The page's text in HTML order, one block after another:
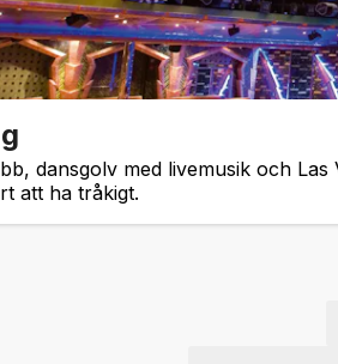
dansgolv med livemusik och Las
att ha tråkigt.